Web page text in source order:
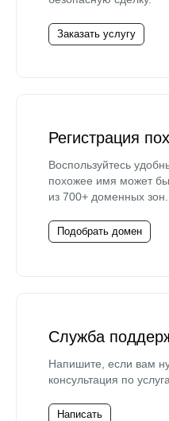
Заказать услугу
Регистрация
Воспользуйтесь
похожее имя может
из 700+ доменных зон.
Подобрать домен
Служба
Напишите, если вам
консультация по
Написать